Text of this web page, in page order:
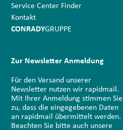
Service Center Finder
Kontakt
CONRADYGRUPPE
Zur Newsletter Anmeldung
Für den Versand unserer
Newsletter nutzen wir rapidmail.
Mit Ihrer Anmeldung stimmen Sie
zu, dass die eingegebenen Daten
an rapidmail übermittelt werden.
Beachten Sie bitte auch unsere